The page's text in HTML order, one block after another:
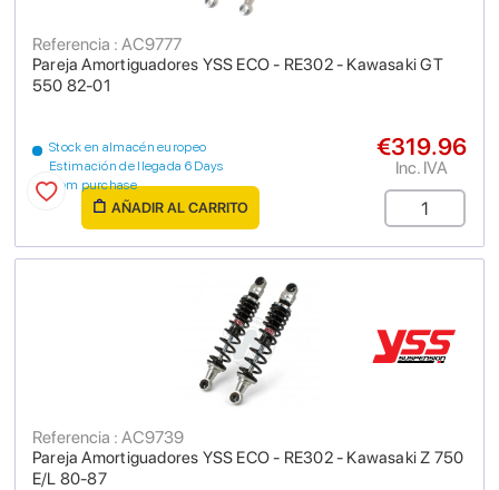
Pareja Amortiguadores YSS ECO - RE302 - Kawasaki GT
550 82-01
Referencia : AC9777
Stock en almacén europeo
Estimación de llegada 6 Days
from purchase
€319.96
Inc. IVA
AÑADIR AL CARRITO
Pareja Amortiguadores YSS ECO - RE302 - Kawasaki Z 750
E/L 80-87
Referencia : AC9739